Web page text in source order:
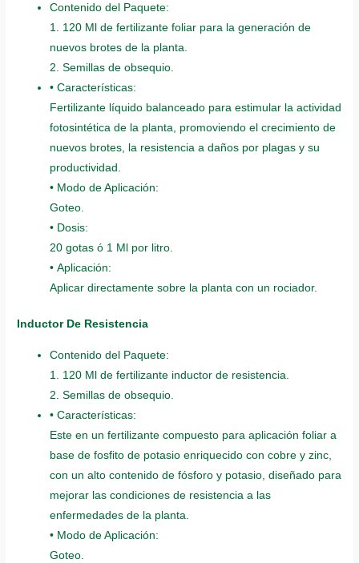
Contenido del Paquete:
1. 120 Ml de fertilizante foliar para la generación de
nuevos brotes de la planta.
2. Semillas de obsequio.
• Características:
Fertilizante líquido balanceado para estimular la actividad
fotosintética de la planta, promoviendo el crecimiento de
nuevos brotes, la resistencia a daños por plagas y su
productividad.
• Modo de Aplicación:
Goteo.
• Dosis:
20 gotas ó 1 Ml por litro.
• Aplicación:
Aplicar directamente sobre la planta con un rociador.
Inductor De Resistencia
Contenido del Paquete:
1. 120 Ml de fertilizante inductor de resistencia.
2. Semillas de obsequio.
• Características:
Este en un fertilizante compuesto para aplicación foliar a
base de fosfito de potasio enriquecido con cobre y zinc,
con un alto contenido de fósforo y potasio, diseñado para
mejorar las condiciones de resistencia a las
enfermedades de la planta.
• Modo de Aplicación:
Goteo.